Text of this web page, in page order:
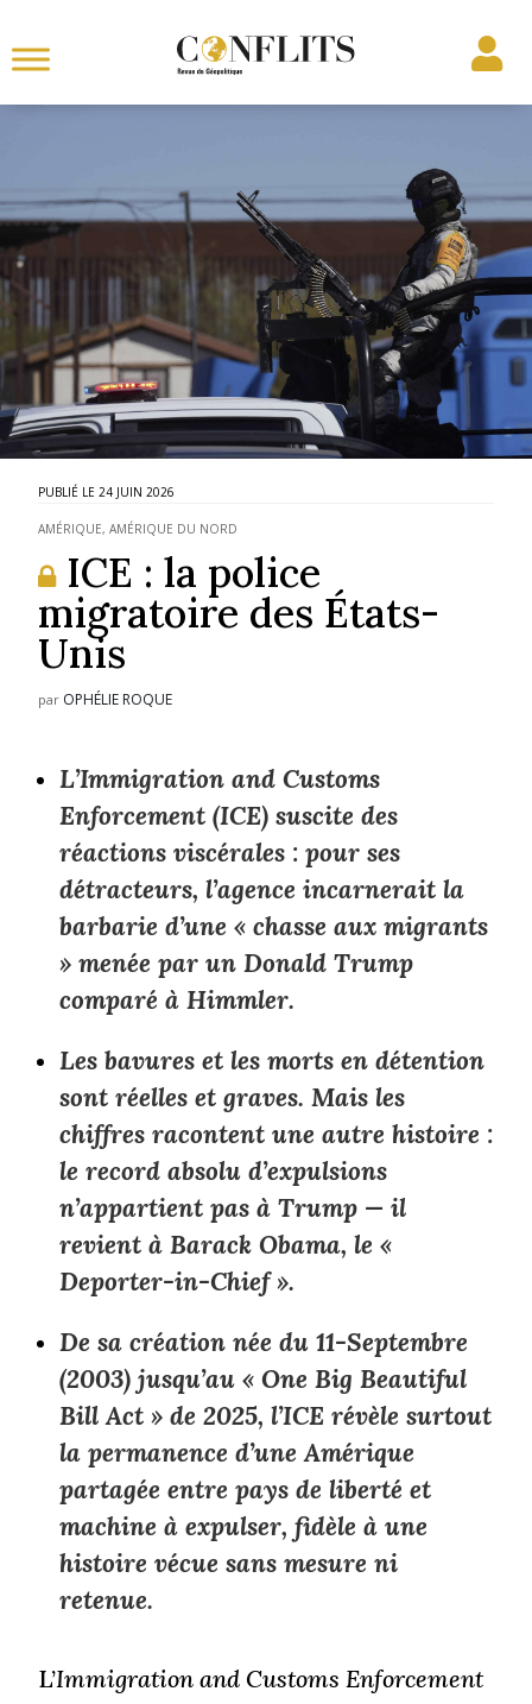
24 JUIN 2026
AMÉRIQUE,AMÉRIQUE DU NORD
ICE : la police
migratoire des États-
Unis
par OPHÉLIE ROQUE
L’Immigration and Customs
Enforcement (ICE) suscite des
réactions viscérales : pour ses
détracteurs, l’agence incarnerait la
barbarie d’une « chasse aux migrants
» menée par un Donald Trump
comparé à Himmler.
Les bavures et les morts en détention
sont réelles et graves. Mais les
chiffres racontent une autre histoire :
le record absolu d’expulsions
n’appartient pas à Trump — il
revient à Barack Obama, le «
Deporter-in-Chief ».
De sa création née du 11-Septembre
(2003) jusqu’au « One Big Beautiful
Bill Act » de 2025, l’ICE révèle surtout
la permanence d’une Amérique
partagée entre pays de liberté et
machine à expulser, fidèle à une
histoire vécue sans mesure ni
retenue.
L’Immigration and Customs Enforcement